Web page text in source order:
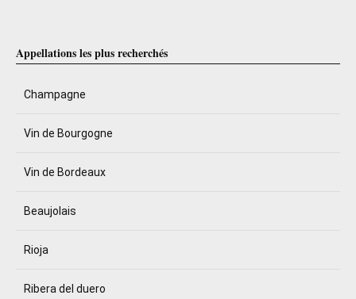
Appellations les plus recherchés
Champagne
Vin de Bourgogne
Vin de Bordeaux
Beaujolais
Rioja
Ribera del duero